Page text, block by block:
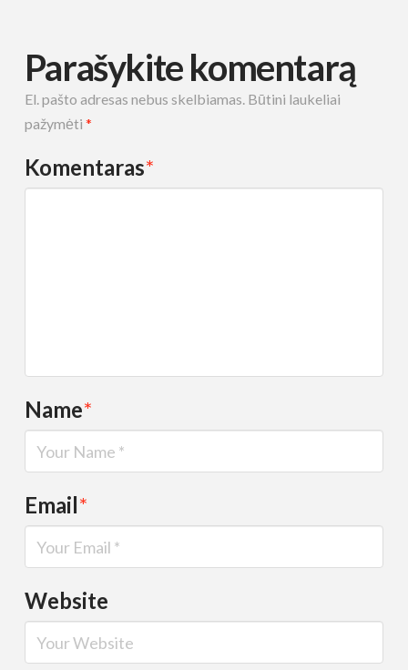
Parašykite komentarą
El. pašto adresas nebus skelbiamas. Būtini laukeliai
pažymėti *
Komentaras*
Name*
Email*
Website